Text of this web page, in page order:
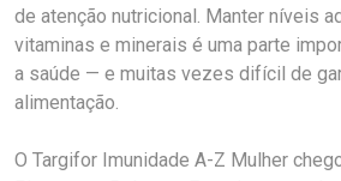
de atenção nutricional. Manter níveis
vitaminas e minerais é uma parte
a saúde — e muitas vezes difícil de
alimentação.
O Targifor Imunidade A-Z Mulher